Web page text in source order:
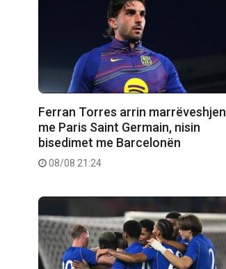
Ferran Torres arrin marrëveshjen
me Paris Saint Germain, nisin
bisedimet me Barcelonën
08/08 21:24